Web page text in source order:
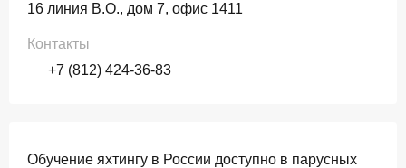
16 линия В.О., дом 7, офис 1411
Контакты
+7 (812) 424-36-83
Обучение яхтингу в России доступно в парусных